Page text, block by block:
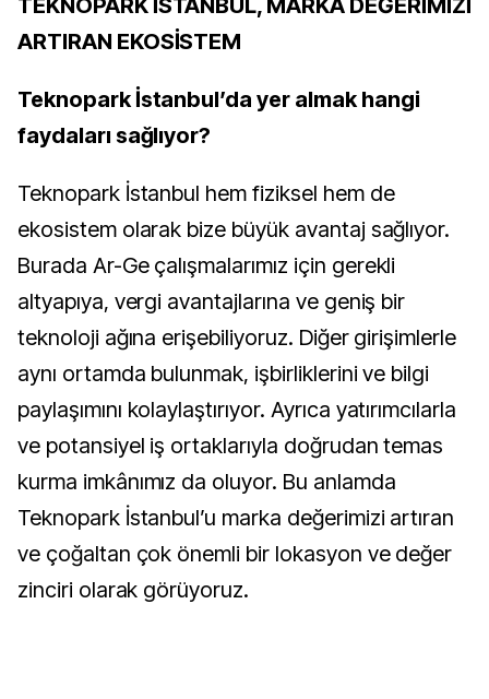
TEKNOPARK İSTANBUL, MARKA DEĞERİMİZİ
ARTIRAN EKOSİSTEM
Teknopark İstanbul’da yer almak hangi
faydaları sağlıyor?
Teknopark İstanbul hem fiziksel hem de
ekosistem olarak bize büyük avantaj sağlıyor.
Burada Ar-Ge çalışmalarımız için gerekli
altyapıya, vergi avantajlarına ve geniş bir
teknoloji ağına erişebiliyoruz. Diğer girişimlerle
aynı ortamda bulunmak, işbirliklerini ve bilgi
paylaşımını kolaylaştırıyor. Ayrıca yatırımcılarla
ve potansiyel iş ortaklarıyla doğrudan temas
kurma imkânımız da oluyor. Bu anlamda
Teknopark İstanbul’u marka değerimizi artıran
ve çoğaltan çok önemli bir lokasyon ve değer
zinciri olarak görüyoruz.